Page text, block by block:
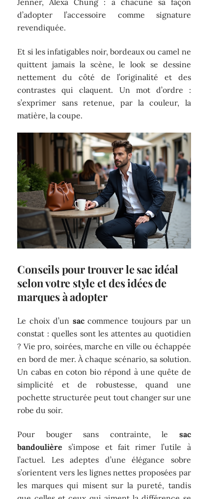
Jenner, Alexa Chung : à chacune sa façon
d’adopter l’accessoire comme signature
revendiquée.
Et si les infatigables noir, bordeaux ou camel ne
quittent jamais la scène, le look se dessine
nettement du côté de l’originalité et des
contrastes qui claquent. Un mot d’ordre :
s’exprimer sans retenue, par la couleur, la
matière, la coupe.
Conseils pour trouver le sac idéal
selon votre style et des idées de
marques à adopter
Le choix d’un saccommence toujours par un
constat : quelles sont les attentes au quotidien
? Vie pro, soirées, marche en ville ou échappée
en bord de mer. À chaque scénario, sa solution.
Un cabas en coton bio répond à une quête de
simplicité et de robustesse, quand une
pochette structurée peut tout changer sur une
robe du soir.
Pour bouger sans contrainte, le sac
bandoulière s’impose et fait rimer l’utile à
l’actuel. Les adeptes d’une élégance sobre
s’orientent vers les lignes nettes proposées par
les marques qui misent sur la pureté, tandis